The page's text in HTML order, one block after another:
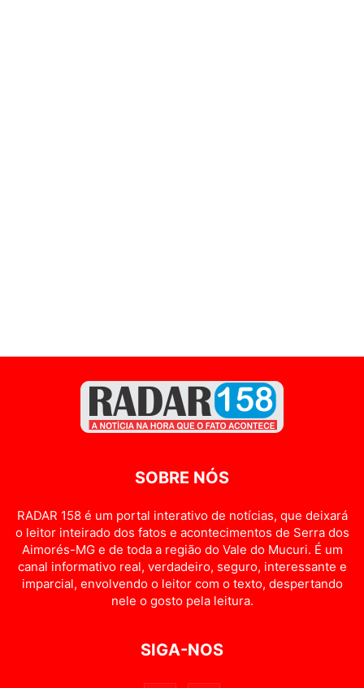
SOBRE NÓS
RADAR 158 é um portal interativo de notícias, que deixará
o leitor inteirado dos fatos e acontecimentos de Serra dos
Aimorés-MG e de toda a região do Vale do Mucuri. É um
canal informativo real, verdadeiro, seguro, interessante e
imparcial, envolvendo o leitor com o texto, despertando
nele o gosto pela leitura.
SIGA-NOS